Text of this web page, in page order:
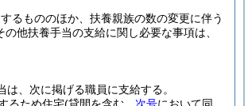
るもののほか、扶養親族の数の変更に伴う
の他扶養手当の支給に関し必要な事項は、
は、次に掲げる職員に支給する。